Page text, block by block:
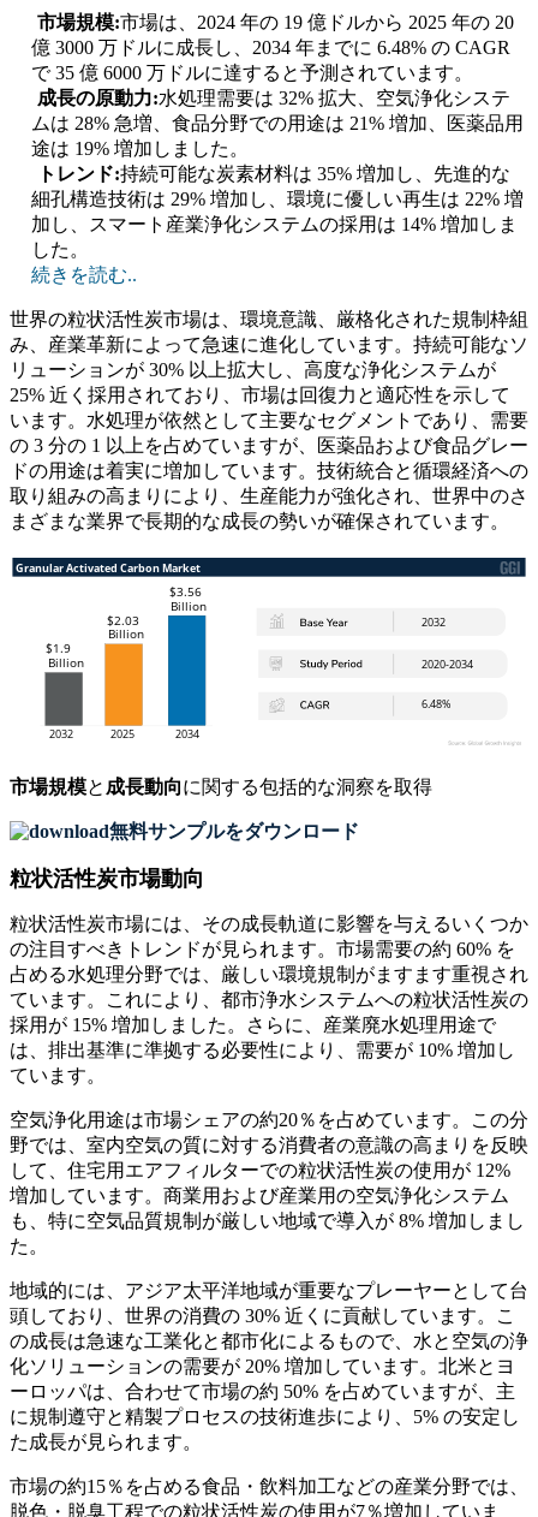
市場規模:市場は、2024 年の 19 億ドルから 2025 年の 20
億 3000 万ドルに成長し、2034 年までに 6.48% の CAGR
で 35 億 6000 万ドルに達すると予測されています。
成長の原動力:水処理需要は 32% 拡大、空気浄化システ
ムは 28% 急増、食品分野での用途は 21% 増加、医薬品用
途は 19% 増加しました。
トレンド:持続可能な炭素材料は 35% 増加し、先進的な
細孔構造技術は 29% 増加し、環境に優しい再生は 22% 増
加し、スマート産業浄化システムの採用は 14% 増加しま
した。
続きを読む..
世界の粒状活性炭市場は、環境意識、厳格化された規制枠組
み、産業革新によって急速に進化しています。持続可能なソ
リューションが 30% 以上拡大し、高度な浄化システムが
25% 近く採用されており、市場は回復力と適応性を示して
います。水処理が依然として主要なセグメントであり、需要
の 3 分の 1 以上を占めていますが、医薬品および食品グレー
ドの用途は着実に増加しています。技術統合と循環経済への
取り組みの高まりにより、生産能力が強化され、世界中のさ
まざまな業界で長期的な成長の勢いが確保されています。
市場規模と成長動向に関する包括的な洞察を取得
無料サンプルをダウンロード
粒状活性炭市場動向
粒状活性炭市場には、その成長軌道に影響を与えるいくつか
の注目すべきトレンドが見られます。市場需要の約 60% を
占める水処理分野では、厳しい環境規制がますます重視され
ています。これにより、都市浄水システムへの粒状活性炭の
採用が 15% 増加しました。さらに、産業廃水処理用途で
は、排出基準に準拠する必要性により、需要が 10% 増加し
ています。
空気浄化用途は市場シェアの約20％を占めています。この分
野では、室内空気の質に対する消費者の意識の高まりを反映
して、住宅用エアフィルターでの粒状活性炭の使用が 12%
増加しています。商業用および産業用の空気浄化システム
も、特に空気品質規制が厳しい地域で導入が 8% 増加しまし
た。
地域的には、アジア太平洋地域が重要なプレーヤーとして台
頭しており、世界の消費の 30% 近くに貢献しています。こ
の成長は急速な工業化と都市化によるもので、水と空気の浄
化ソリューションの需要が 20% 増加しています。北米とヨ
ーロッパは、合わせて市場の約 50% を占めていますが、主
に規制遵守と精製プロセスの技術進歩により、5% の安定し
た成長が見られます。
市場の約15％を占める食品・飲料加工などの産業分野では、
脱色・脱臭工程での粒状活性炭の使用が7％増加していま